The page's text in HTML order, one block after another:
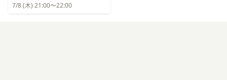
7/8 (木) 21:00〜22:00